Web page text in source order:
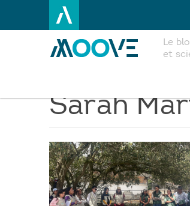
principal
Le
et
Sarah